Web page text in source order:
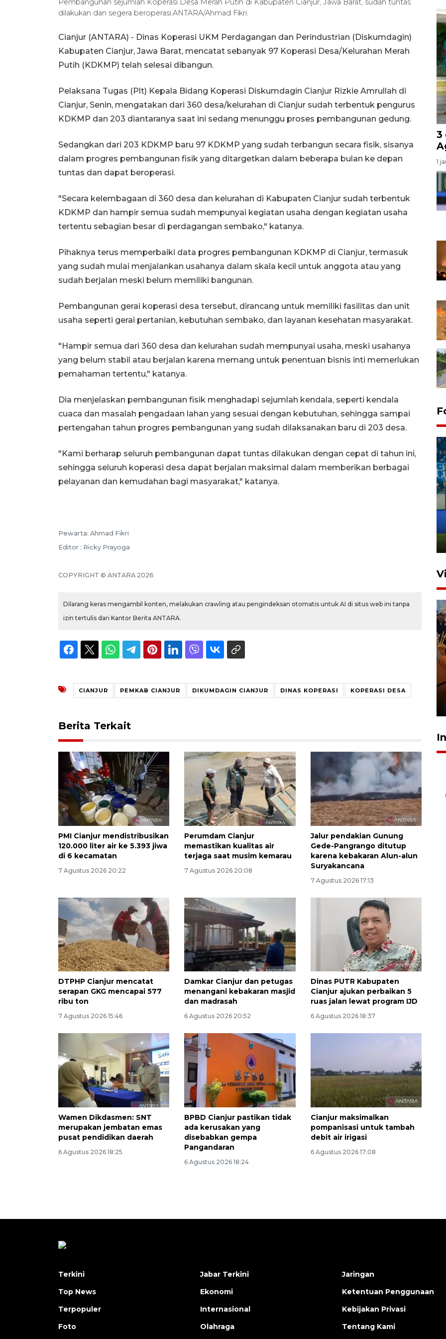
Pembangunan sejumlah Koperasi Desa Merah Putih di Kabupaten Cianjur, Jawa Barat, sudah tuntas
dilakukan dan segera beroperasi.ANTARA/Ahmad Fikri.
Cianjur (ANTARA) - Dinas Koperasi UKM Perdagangan dan Perindustrian (Diskumdagin)
Kabupaten Cianjur, Jawa Barat, mencatat sebanyak 97 Koperasi Desa/Kelurahan Merah
Putih (KDKMP) telah selesai dibangun.
Pelaksana Tugas (Plt) Kepala Bidang Koperasi Diskumdagin Cianjur Rizkie Amrullah di
Cianjur, Senin, mengatakan dari 360 desa/kelurahan di Cianjur sudah terbentuk pengurus
KDKMP dan 203 diantaranya saat ini sedang menunggu proses pembangunan gedung.
Sedangkan dari 203 KDKMP baru 97 KDKMP yang sudah terbangun secara fisik, sisanya
dalam progres pembangunan fisik yang ditargetkan dalam beberapa bulan ke depan
tuntas dan dapat beroperasi.
"Secara kelembagaan di 360 desa dan kelurahan di Kabupaten Cianjur sudah terbentuk
KDKMP dan hampir semua sudah mempunyai kegiatan usaha dengan kegiatan usaha
tertentu sebagian besar di perdagangan sembako," katanya.
Pihaknya terus memperbaiki data progres pembangunan KDKMP di Cianjur, termasuk
yang sudah mulai menjalankan usahanya dalam skala kecil untuk anggota atau yang
sudah berjalan meski belum memiliki bangunan.
Pembangunan gerai koperasi desa tersebut, dirancang untuk memiliki fasilitas dan unit
usaha seperti gerai pertanian, kebutuhan sembako, dan layanan kesehatan masyarakat.
"Hampir semua dari 360 desa dan kelurahan sudah mempunyai usaha, meski usahanya
yang belum stabil atau berjalan karena memang untuk penentuan bisnis inti memerlukan
pemahaman tertentu," katanya.
Dia menjelaskan pembangunan fisik menghadapi sejumlah kendala, seperti kendala
cuaca dan masalah pengadaan lahan yang sesuai dengan kebutuhan, sehingga sampai
pertengahan tahun progres pembangunan yang sudah dilaksanakan baru di 203 desa.
"Kami berharap seluruh pembangunan dapat tuntas dilakukan dengan cepat di tahun ini,
sehingga seluruh koperasi desa dapat berjalan maksimal dalam memberikan berbagai
pelayanan dan kemudahan bagi masyarakat," katanya.
Pewarta: Ahmad Fikri
Editor : Ricky Prayoga
COPYRIGHT © ANTARA 2026
Dilarang keras mengambil konten, melakukan crawling atau pengindeksan otomatis untuk AI di situs web ini tanpa
izin tertulis dari Kantor Berita ANTARA.
CIANJUR PEMKAB CIANJUR DIKUMDAGIN CIANJUR DINAS KOPERASI KOPERASI DESA
Berita Terkait
PMI Cianjur mendistribusikan
120.000 liter air ke 5.393 jiwa
di 6 kecamatan
7 Agustus 2026 20:22
Perumdam Cianjur
memastikan kualitas air
terjaga saat musim kemarau
7 Agustus 2026 20:08
Jalur pendakian Gunung
Gede-Pangrango ditutup
karena kebakaran Alun-alun
Suryakancana
7 Agustus 2026 17:13
DTPHP Cianjur mencatat
serapan GKG mencapai 577
ribu ton
7 Agustus 2026 15:46
Damkar Cianjur dan petugas
menangani kebakaran masjid
dan madrasah
6 Agustus 2026 20:52
Dinas PUTR Kabupaten
Cianjur ajukan perbaikan 5
ruas jalan lewat program IJD
6 Agustus 2026 18:37
Wamen Dikdasmen: SNT
merupakan jembatan emas
pusat pendidikan daerah
6 Agustus 2026 18:25
BPBD Cianjur pastikan tidak
ada kerusakan yang
disebabkan gempa
Pangandaran
6 Agustus 2026 18:24
Cianjur maksimalkan
pompanisasi untuk tambah
debit air irigasi
6 Agustus 2026 17:08
3
1
Presiden
SPHP jaga harga beras
2026-08-08 06:00:00
Terkini
Top News
Terpopuler
Foto
Jabar Terkini
Ekonomi
Internasional
Olahraga
Jaringan
Ketentuan Penggunaan
Kebijakan Privasi
Tentang Kami